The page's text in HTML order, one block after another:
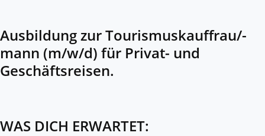
Ausbildung zur Tourismuskauffrau/-
mann (m/w/d) für Privat- und
Geschäftsreisen.
WAS DICH ERWARTET: